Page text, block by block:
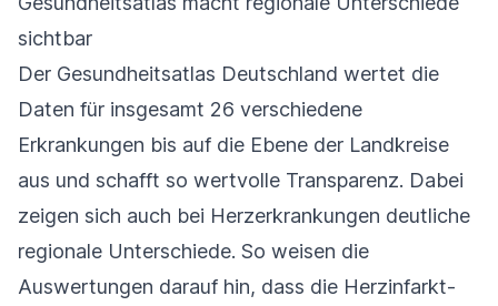
sichtbar
Der Gesundheitsatlas Deutschland wertet die
Daten für insgesamt 26 verschiedene
Erkrankungen bis auf die Ebene der Landkreise
aus und schafft so wertvolle Transparenz. Dabei
zeigen sich auch bei Herzerkrankungen deutliche
regionale Unterschiede. So weisen die
Auswertungen darauf hin, dass die Herzinfarkt-